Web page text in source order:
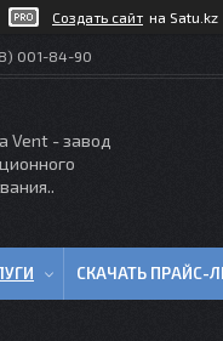
Создать сайт на Satu.kz
001-84-90
Vent - завод
СКАЧАТЬ ПРАЙС-